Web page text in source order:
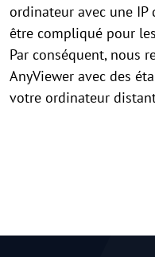
ordinateur avec une IP
être compliqué pour
Par conséquent, nous
AnyViewer avec des
votre ordinateur